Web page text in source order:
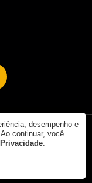
reservados.
desempenho e
continuar, você
.